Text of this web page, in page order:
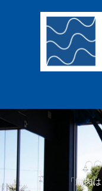
キ
「筋肉